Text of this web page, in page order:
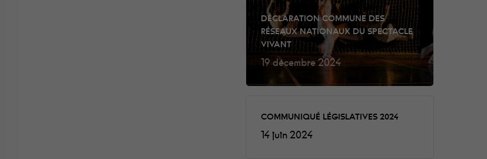
DÉCLARATION COMMUNE DES
RÉSEAUX NATIONAUX DU SPECTACLE
VIVANT
19 décembre 2024
COMMUNIQUÉ LÉGISLATIVES 2024
14 juin 2024